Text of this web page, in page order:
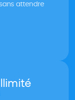
attendre